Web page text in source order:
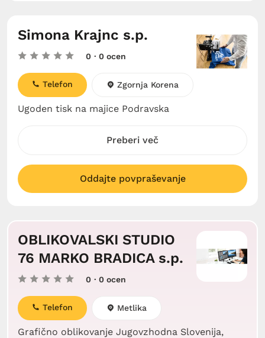
Simona Krajnc s.p.
0 · 0 ocen
Ugoden tisk na majice Podravska
Telefon Zgornja Korena
Preberi več
Oddajte povpraševanje
OBLIKOVALSKI STUDIO
76 MARKO BRADICA s.p.
0 · 0 ocen
Grafično oblikovanje Jugovzhodna Slovenija,
Telefon Metlika